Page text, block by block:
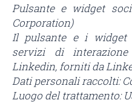
Pulsante e widget
Corporation)
Il pulsante e i widget
servizi di
Linkedin, forniti da
Dati personali raccolti:
Luogo del trattamento: